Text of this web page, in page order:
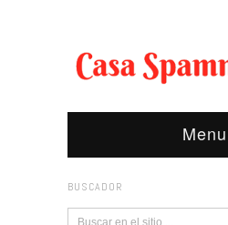
Menu
BUSCADOR